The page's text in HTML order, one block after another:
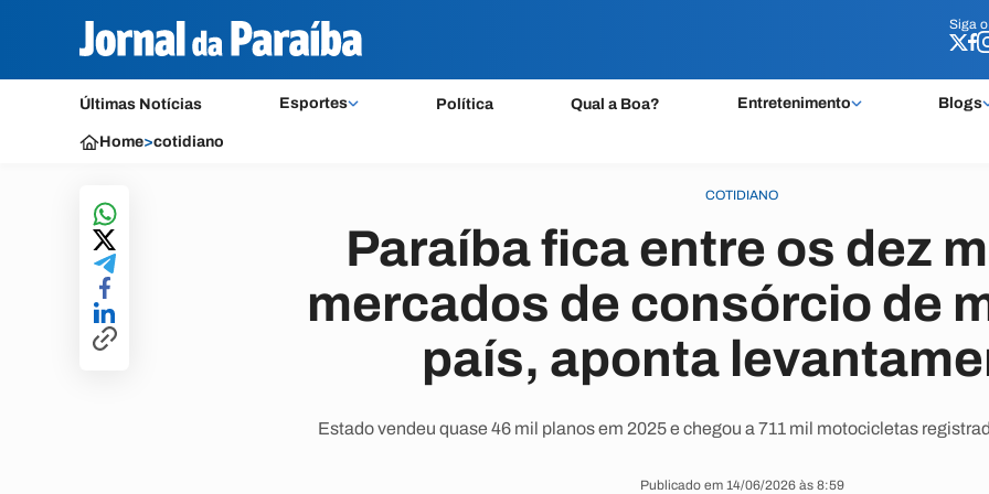
Siga o
Últimas Notícias Esportes Política Qual a Boa? Entretenimento Blogs
Siga o
Home>cotidiano
COTIDIANO
Paraíba fica entre os dez
mercados de consórcio de
país, aponta
Estado vendeu quase 46 mil planos em 2025 e chegou a 711 mil motocicletas
Publicado em 14/06/2026 às 8:59